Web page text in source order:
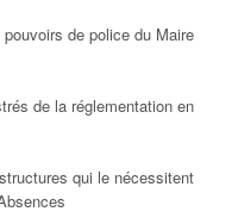
de police du Maire
de la réglementation en
qui le nécessitent